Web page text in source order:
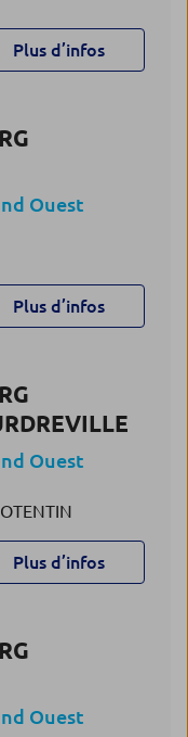
Plus d’infos
Ouest
Plus d’infos
Ouest
Plus d’infos
Ouest